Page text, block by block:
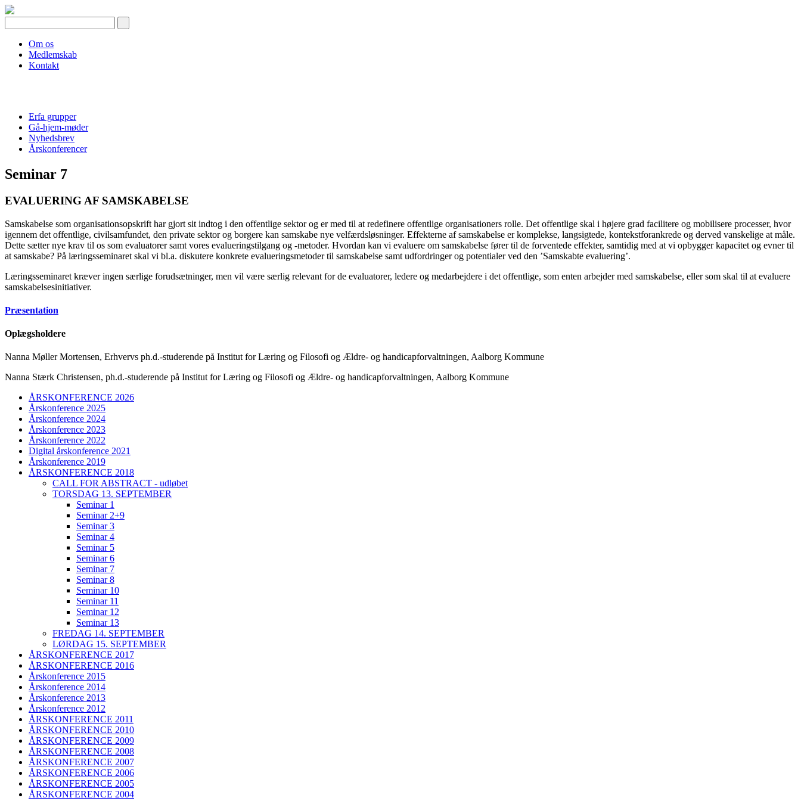
Skip
to
content
Om os
Medlemskab
Kontakt
Erfa grupper
Gå-hjem-møder
Nyhedsbrev
Årskonferencer
Seminar 7
EVALUERING AF SAMSKABELSE
Samskabelse som organisationsopskrift har gjort sit indtog i den offentlige sektor og er med til at redefinere offentlige organisationers rolle. Det offentlige skal i højere grad facilitere og mobilisere processer, hvor
igennem det offentlige, civilsamfundet, den private sektor og borgere kan samskabe nye velfærdsløsninger. Effekterne af samskabelse er komplekse, langsigtede, kontekstforankrede og derved vanskelige at måle.
Dette sætter nye krav til os som evaluatorer samt vores evalueringstilgang og -metoder. Hvordan kan vi evaluere om samskabelse fører til de forventede effekter, samtidig med at vi opbygger kapacitet og evner til
at samskabe? På læringsseminaret skal vi bl.a. diskutere konkrete evalueringsmetoder til samskabelse samt udfordringer og potentialer ved den ’Samskabte evaluering’.
Læringsseminaret kræver ingen særlige forudsætninger, men vil være særlig relevant for de evaluatorer, ledere og medarbejdere i det offentlige, som enten arbejder med samskabelse, eller som skal til at evaluere
samskabelsesinitiativer.
Præsentation
Oplægsholdere
Nanna Møller Mortensen, Erhvervs ph.d.-studerende på Institut for Læring og Filosofi og Ældre- og handicapforvaltningen, Aalborg Kommune
Nanna Stærk Christensen, ph.d.-studerende på Institut for Læring og Filosofi og Ældre- og handicapforvaltningen, Aalborg Kommune
ÅRSKONFERENCE 2026
Årskonference 2025
Årskonference 2024
Årskonference 2023
Årskonference 2022
Digital årskonference 2021
Årskonference 2019
ÅRSKONFERENCE 2018
CALL FOR ABSTRACT - udløbet
TORSDAG 13. SEPTEMBER
Seminar 1
Seminar 2+9
Seminar 3
Seminar 4
Seminar 5
Seminar 6
Seminar 7
Seminar 8
Seminar 10
Seminar 11
Seminar 12
Seminar 13
FREDAG 14. SEPTEMBER
LØRDAG 15. SEPTEMBER
ÅRSKONFERENCE 2017
ÅRSKONFERENCE 2016
Årskonference 2015
Årskonference 2014
Årskonference 2013
Årskonference 2012
ÅRSKONFERENCE 2011
ÅRSKONFERENCE 2010
ÅRSKONFERENCE 2009
ÅRSKONFERENCE 2008
ÅRSKONFERENCE 2007
ÅRSKONFERENCE 2006
ÅRSKONFERENCE 2005
ÅRSKONFERENCE 2004